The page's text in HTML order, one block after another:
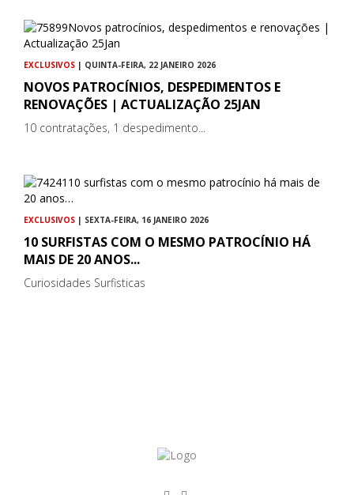
EXCLUSIVOS | QUINTA-FEIRA, 22 JANEIRO 2026
NOVOS PATROCÍNIOS, DESPEDIMENTOS E
RENOVAÇÕES | ACTUALIZAÇÃO 25JAN
10 contratações, 1 despedimento...
EXCLUSIVOS | SEXTA-FEIRA, 16 JANEIRO 2026
10 SURFISTAS COM O MESMO PATROCÍNIO HÁ
MAIS DE 20 ANOS...
Curiosidades Surfisticas